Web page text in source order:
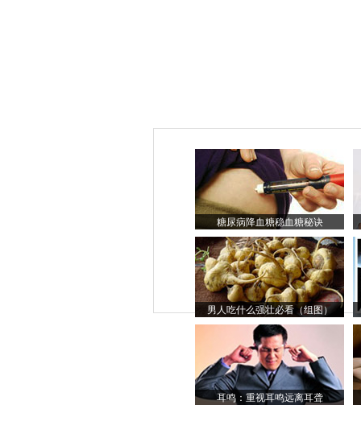
糖尿病降血糖稳血糖秘诀
男人吃什么强壮必看（组图）
耳鸣：重视耳鸣远离耳聋